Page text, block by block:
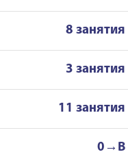
8 занятия
3 занятия
11 занятия
0→B